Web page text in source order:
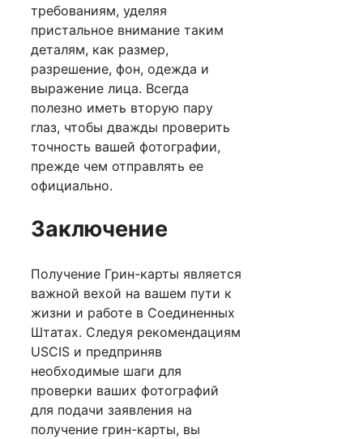
требованиям, уделяя
пристальное внимание таким
деталям, как размер,
разрешение, фон, одежда и
выражение лица. Всегда
полезно иметь вторую пару
глаз, чтобы дважды проверить
точность вашей фотографии,
прежде чем отправлять ее
официально.
Заключение
Получение Грин-карты является
важной вехой на вашем пути к
жизни и работе в Соединенных
Штатах. Следуя рекомендациям
USCIS и предприняв
необходимые шаги для
проверки ваших фотографий
для подачи заявления на
получение грин-карты, вы